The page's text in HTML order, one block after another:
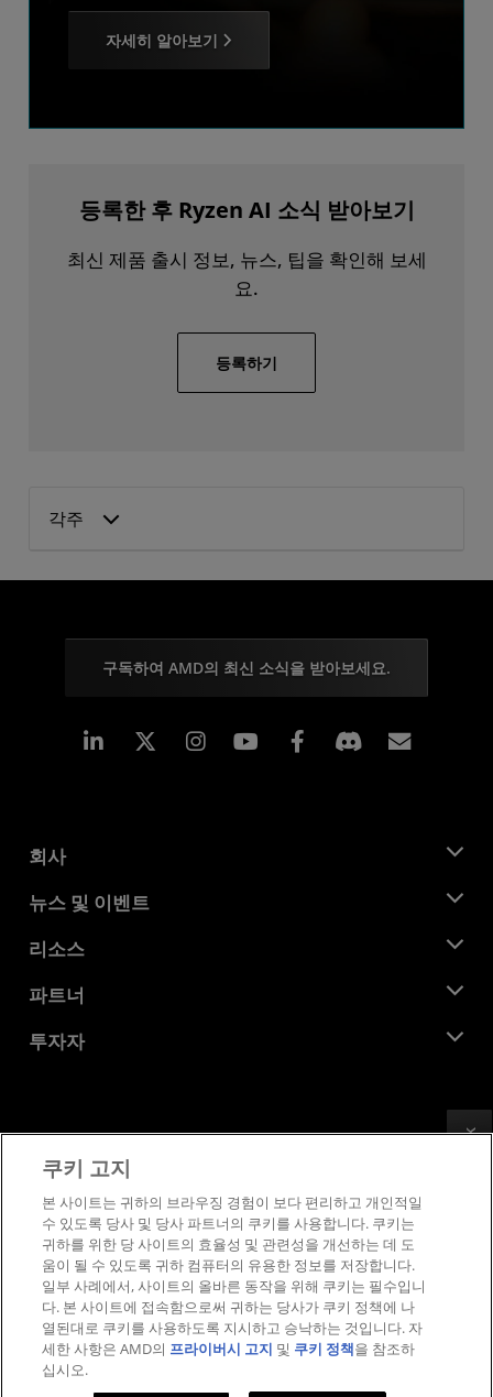
자세히 알아보기
등록한 후 Ryzen AI 소식 받아보기
최신 제품 출시 정보, 뉴스, 팁을 확인해 보세
요.
등록하기
각주
구독하여 AMD의 최신 소식을 받아보세요.
Linkedin Instagram Facebook
회사
AMD 소개
기업의 사회적 책임
채용
문의하기
뉴스 및 이벤트
뉴스룸
미디어 라이브러리
리소스
개발자 센트럴
사례 연구
파트너
AMD 파트너 허브
투자자
이사위원회
거버넌스 문서
SEC 신고서
상표
공급망 투명성
공정 및 공개 경쟁
영국 세금 전략
쿠키 정책
쿠키 설정
쿠키 고지
본 사이트는 귀하의 브라우징 경험이 보다 편리하고 개인적일
수 있도록 당사 및 당사 파트너의 쿠키를 사용합니다. 쿠키는
귀하를 위한 당 사이트의 효율성 및 관련성을 개선하는 데 도
움이 될 수 있도록 귀하 컴퓨터의 유용한 정보를 저장합니다.
일부 사례에서, 사이트의 올바른 동작을 위해 쿠키는 필수입니
다. 본 사이트에 접속함으로써 귀하는 당사가 쿠키 정책에 나
열된대로 쿠키를 사용하도록 지시하고 승낙하는 것입니다. 자
세한 사항은 AMD의 프라이버시 고지 및 쿠키 정책을 참조하
십시오.